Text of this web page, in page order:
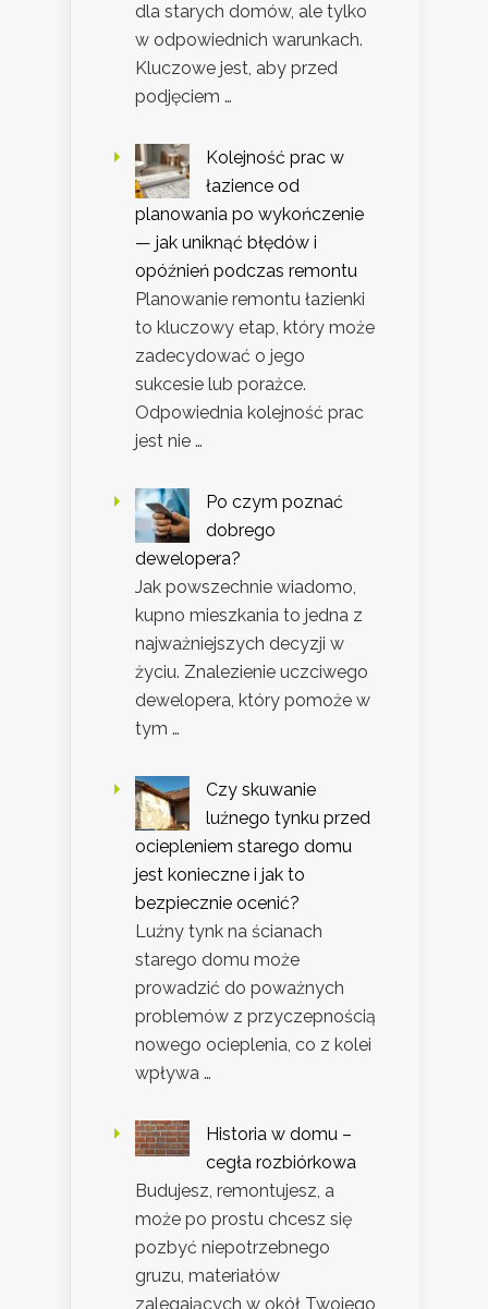
dla starych domów, ale tylko
w odpowiednich warunkach.
Kluczowe jest, aby przed
podjęciem …
Kolejność prac w
łazience od
planowania po wykończenie
— jak uniknąć błędów i
opóźnień podczas remontu
Planowanie remontu łazienki
to kluczowy etap, który może
zadecydować o jego
sukcesie lub porażce.
Odpowiednia kolejność prac
jest nie …
Po czym poznać
dobrego
dewelopera?
Jak powszechnie wiadomo,
kupno mieszkania to jedna z
najważniejszych decyzji w
życiu. Znalezienie uczciwego
dewelopera, który pomoże w
tym …
Czy skuwanie
luźnego tynku przed
ociepleniem starego domu
jest konieczne i jak to
bezpiecznie ocenić?
Luźny tynk na ścianach
starego domu może
prowadzić do poważnych
problemów z przyczepnością
nowego ocieplenia, co z kolei
wpływa …
Historia w domu –
cegła rozbiórkowa
Budujesz, remontujesz, a
może po prostu chcesz się
pozbyć niepotrzebnego
gruzu, materiałów
zalegających w okół Twojego